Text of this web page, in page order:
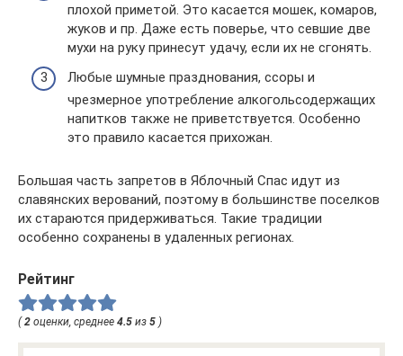
плохой приметой. Это касается мошек, комаров,
жуков и пр. Даже есть поверье, что севшие две
мухи на руку принесут удачу, если их не сгонять.
Любые шумные празднования, ссоры и
чрезмерное употребление алкогольсодержащих
напитков также не приветствуется. Особенно
это правило касается прихожан.
Большая часть запретов в Яблочный Спас идут из
славянских верований, поэтому в большинстве поселков
их стараются придерживаться. Такие традиции
особенно сохранены в удаленных регионах.
Рейтинг
(2 оценки, среднее 4.5 из 5 )